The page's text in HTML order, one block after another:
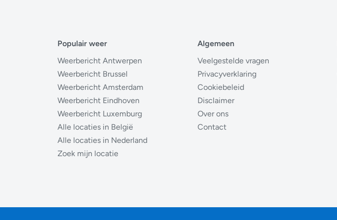
Populair weer
Weerbericht Antwerpen
Weerbericht Brussel
Weerbericht Amsterdam
Weerbericht Eindhoven
Weerbericht Luxemburg
Alle locaties in België
Alle locaties in Nederland
Zoek mijn locatie
Algemeen
Veelgestelde vragen
Privacyverklaring
Cookiebeleid
Disclaimer
Over ons
Contact